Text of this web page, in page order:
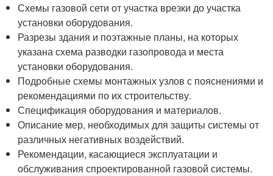
Схемы газовой сети от участка врезки до участка
установки оборудования.
Разрезы здания и поэтажные планы, на которых
указана схема разводки газопровода и места
установки оборудования.
Подробные схемы монтажных узлов с пояснениями и
рекомендациями по их строительству.
Спецификация оборудования и материалов.
Описание мер, необходимых для защиты системы от
различных негативных воздействий.
Рекомендации, касающиеся эксплуатации и
обслуживания спроектированной газовой системы.